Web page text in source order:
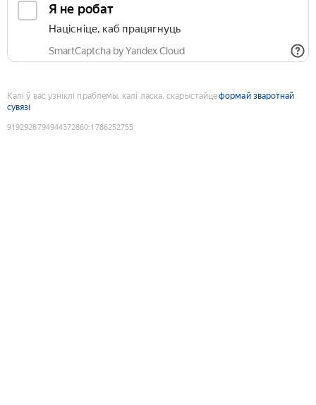
Я не робат
Націсніце, каб працягнуць
SmartCaptcha by Yandex Cloud
Калі ў вас узніклі праблемы, калі ласка, скарыстайцеформай зваротнай
сувязі
9192928794944372860:1786252755